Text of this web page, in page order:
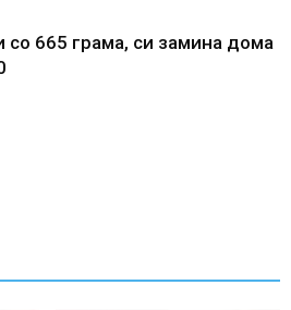
со 665 грама, си замина дома